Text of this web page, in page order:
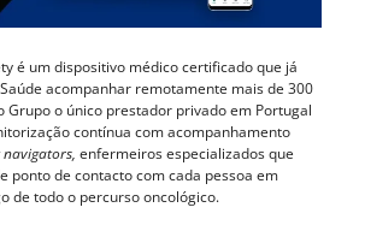
é um dispositivo médico certificado que já
acompanhar remotamente mais de 300
Grupo o único prestador privado em Portugal
contínua com acompanhamento
enfermeiros especializados que
ponto de contacto com cada pessoa em
de todo o percurso oncológico.